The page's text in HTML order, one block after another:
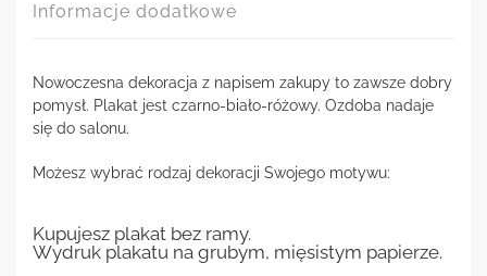
Informacje dodatkowe
Nowoczesna dekoracja z napisem zakupy to zawsze dobry
pomysł. Plakat jest czarno-biało-różowy. Ozdoba nadaje
się do salonu.
Możesz wybrać rodzaj dekoracji Swojego motywu:
Kupujesz plakat bez ramy.
Wydruk plakatu na grubym, mięsistym papierze.